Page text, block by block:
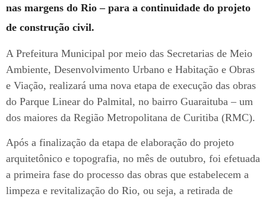
nas margens do Rio – para a continuidade do projeto
de construção civil.
A Prefeitura Municipal por meio das Secretarias de Meio
Ambiente, Desenvolvimento Urbano e Habitação e Obras
e Viação, realizará uma nova etapa de execução das obras
do Parque Linear do Palmital, no bairro Guaraituba – um
dos maiores da Região Metropolitana de Curitiba (RMC).
Após a finalização da etapa de elaboração do projeto
arquitetônico e topografia, no mês de outubro, foi efetuada
a primeira fase do processo das obras que estabelecem a
limpeza e revitalização do Rio, ou seja, a retirada de